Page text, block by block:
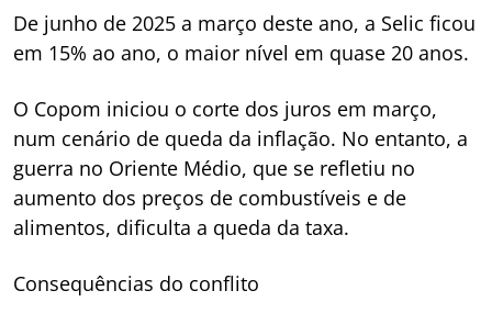
De junho de 2025 a março deste ano, a Selic ficou
em 15% ao ano, o maior nível em quase 20 anos.
O Copom iniciou o corte dos juros em março,
num cenário de queda da inflação. No entanto, a
guerra no Oriente Médio, que se refletiu no
aumento dos preços de combustíveis e de
alimentos, dificulta a queda da taxa.
Consequências do conflito